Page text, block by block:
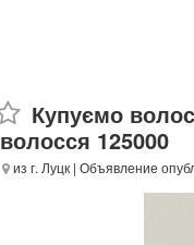
Купуємо
волосся 125000
из г. Луцк | Объявление